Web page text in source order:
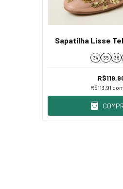
Sapatilha Lisse
34 35 36
R$113,91